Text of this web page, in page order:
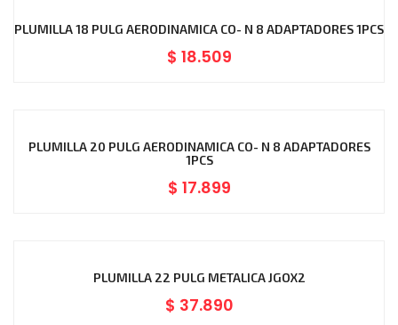
PLUMILLA 18 PULG AERODINAMICA CO- N 8 ADAPTADORES 1PCS
$ 18.509
PLUMILLA 20 PULG AERODINAMICA CO- N 8 ADAPTADORES
1PCS
$ 17.899
PLUMILLA 22 PULG METALICA JGOX2
$ 37.890